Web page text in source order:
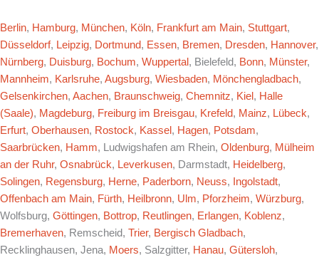
Berlin, Hamburg, München, Köln, Frankfurt am Main, Stuttgart,
Düsseldorf, Leipzig, Dortmund, Essen, Bremen, Dresden, Hannover,
Nürnberg, Duisburg, Bochum, Wuppertal , Bielefeld, Bonn, Münster,
Mannheim, Karlsruhe, Augsburg, Wiesbaden, Mönchengladbach,
Gelsenkirchen, Aachen, Braunschweig, Chemnitz, Kiel , Halle
(Saale), Magdeburg, Freiburg im Breisgau, Krefeld, Mainz, Lübeck,
Erfurt, Oberhausen, Rostock, Kassel , Hagen, Potsdam,
Saarbrücken, Hamm, Ludwigshafen am Rhein, Oldenburg, Mülheim
an der Ruhr, Osnabrück, Leverkusen, Darmstadt, Heidelberg,
Solingen, Regensburg, Herne, Paderborn, Neuss, Ingolstadt,
Offenbach am Main, Fürth, Heilbronn, Ulm, Pforzheim, Würzburg,
Wolfsburg, Göttingen, Bottrop, Reutlingen, Erlangen, Koblenz,
Bremerhaven, Remscheid, Trier, Bergisch Gladbach,
Recklinghausen, Jena, Moers, Salzgitter, Hanau, Gütersloh,